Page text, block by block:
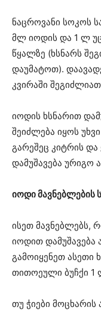
ნაცროვანი სოკოს
მლ იოდის და 1 ლ
წყალზე (ხსნარს
დაუმატოთ).
კვირაში
იოდის ხსნარით
შეიძლება იყოს
გარეშეც კიტრის და
დამუშავება ურიგო
იოდი მავნებლების
ისეთ მავნებლებს,
იოდით
გამოიყენეთ ასეთი
თითოეული ბუჩქი 1
თუ ჭიები მოცხარის